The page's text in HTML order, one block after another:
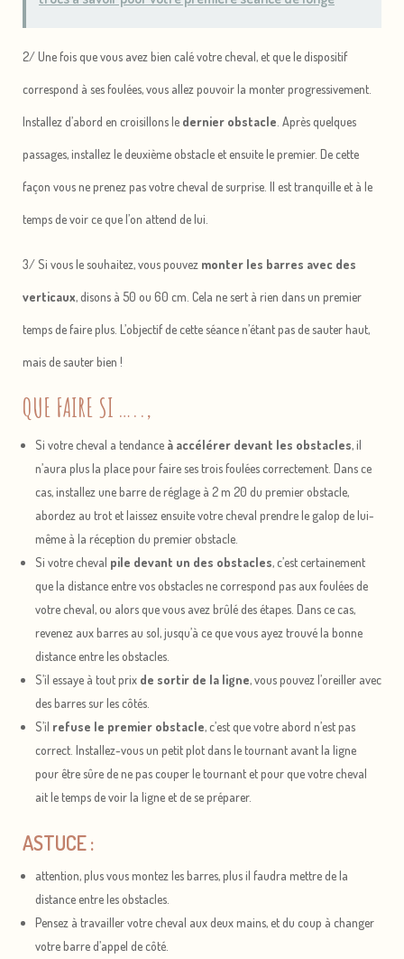
2/ Une fois que vous avez bien calé votre cheval, et que le dispositif
correspond à ses foulées, vous allez pouvoir la monter progressivement.
Installez d’abord en croisillons le dernier obstacle . Après quelques
passages, installez le deuxième obstacle et ensuite le premier. De cette
façon vous ne prenez pas votre cheval de surprise. Il est tranquille et à le
temps de voir ce que l’on attend de lui.
3/ Si vous le souhaitez, vous pouvez monter les barres avec des
verticaux, disons à 50 ou 60 cm. Cela ne sert à rien dans un premier
temps de faire plus. L’objectif de cette séance n’étant pas de sauter haut,
mais de sauter bien !
QUE FAIRE SI …..,
Si votre cheval a tendance à accélérer devant les obstacles, il
n’aura plus la place pour faire ses trois foulées correctement. Dans ce
cas, installez une barre de réglage à 2 m 20 du premier obstacle,
abordez au trot et laissez ensuite votre cheval prendre le galop de lui-
même à la réception du premier obstacle.
Si votre cheval pile devant un des obstacles, c’est certainement
que la distance entre vos obstacles ne correspond pas aux foulées de
votre cheval, ou alors que vous avez brûlé des étapes. Dans ce cas,
revenez aux barres au sol, jusqu’à ce que vous ayez trouvé la bonne
distance entre les obstacles.
S’il essaye à tout prix de sortir de la ligne, vous pouvez l’oreiller avec
des barres sur les côtés.
S’il refuse le premier obstacle, c’est que votre abord n’est pas
correct. Installez-vous un petit plot dans le tournant avant la ligne
pour être sûre de ne pas couper le tournant et pour que votre cheval
ait le temps de voir la ligne et de se préparer.
ASTUCE :
attention, plus vous montez les barres, plus il faudra mettre de la
distance entre les obstacles.
Pensez à travailler votre cheval aux deux mains, et du coup à changer
votre barre d’appel de côté.